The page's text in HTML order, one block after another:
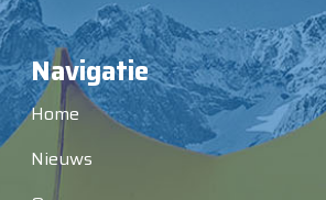
Navigatie
Home
Nieuws